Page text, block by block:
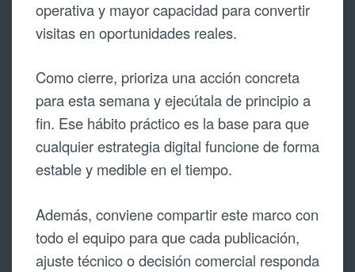
operativa y mayor capacidad para convertir
visitas en oportunidades reales.
Como cierre, prioriza una acción concreta
para esta semana y ejecútala de principio a
fin. Ese hábito práctico es la base para que
cualquier estrategia digital funcione de forma
estable y medible en el tiempo.
Además, conviene compartir este marco con
todo el equipo para que cada publicación,
ajuste técnico o decisión comercial responda